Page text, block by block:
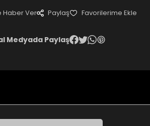
Haber Ver Paylaş
Medyada Paylaş